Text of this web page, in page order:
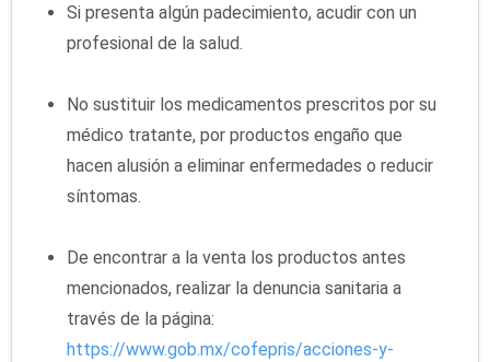
Si presenta algún padecimiento, acudir con un
profesional de la salud.
No sustituir los medicamentos prescritos por su
médico tratante, por productos engaño que
hacen alusión a eliminar enfermedades o reducir
síntomas.
De encontrar a la venta los productos antes
mencionados, realizar la denuncia sanitaria a
través de la página:
https://www.gob.mx/cofepris/acciones-y-